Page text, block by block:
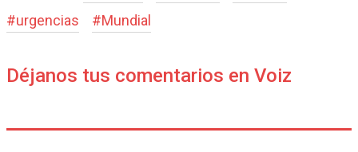
#urgencias #Mundial
Déjanos tus comentarios en Voiz